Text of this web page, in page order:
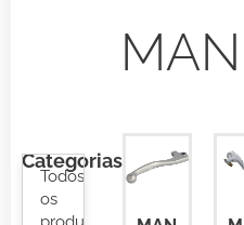
Categorias
Todos
os